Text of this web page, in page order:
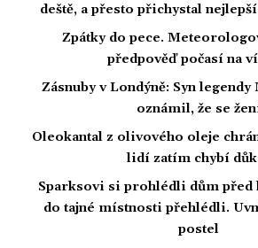
deště, a přesto přichystal
Zpátky do pece.
předpověď počasí na
Zásnuby v Londýně: Syn
oznámil, že se
Oleokantal z olivového oleje
lidí zatím chybí
Sparksovi si prohlédli dům před
do tajné místnosti přehlédli.
postel